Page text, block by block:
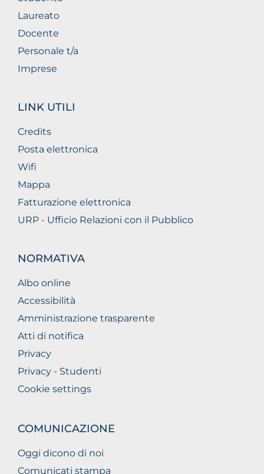
Laureato
Docente
Personale t/a
Imprese
LINK UTILI
Credits
Posta elettronica
Wifi
Mappa
Fatturazione elettronica
URP - Ufficio Relazioni con il Pubblico
NORMATIVA
Albo online
Accessibilità
Amministrazione trasparente
Atti di notifica
Privacy
Privacy - Studenti
Cookie settings
COMUNICAZIONE
Oggi dicono di noi
Comunicati stampa